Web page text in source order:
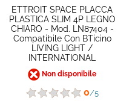
ETTROIT SPACE PLACCA
PLASTICA SLIM 4P LEGNO
CHIARO - Mod. LN87404 -
Compatibile Con BTicino
LIVING LIGHT /
INTERNATIONAL
Non disponibile
0/5